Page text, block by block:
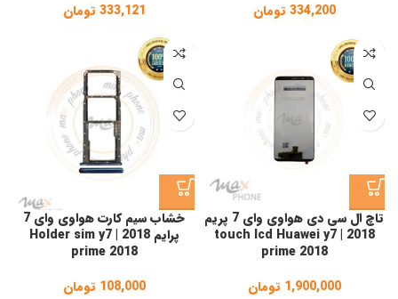
334,200 تومان
333,121 تومان
تاچ ال سی دی هواوی وای 7 پریم
2018 | touch lcd Huawei y7
prime 2018
1,900,000 تومان
خشاب سیم کارت هواوی وای 7
پرایم 2018 | Holder sim y7
prime 2018
108,000 تومان